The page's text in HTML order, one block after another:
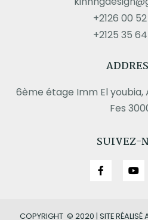
+2126 00
+2125 35
6ème étage Imm El youbia,
Fes
SUIVEZ-
COPYRIGHT © 2020 | SITE RÉALISÉ